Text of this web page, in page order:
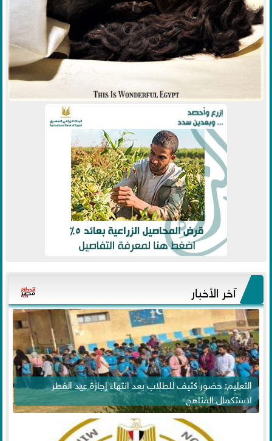
آخر الأخبار
التعليم: حضور كثيف للطلاب بعد انتهاء إجازة عيد الفطر
لاستكمال المناهج